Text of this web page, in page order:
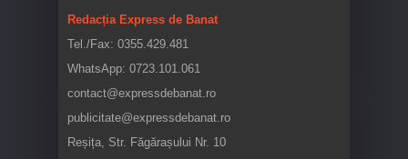
Redacția Express de Banat
Tel./Fax: 0355.429.481
WhatsApp: 0723.101.061
contact@expressdebanat.ro
publicitate@expressdebanat.ro
Reșița, Str. Făgărașului Nr. 10